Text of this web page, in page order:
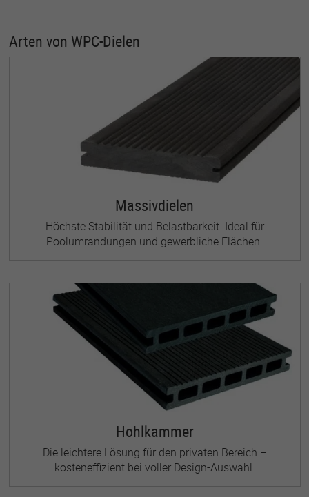
Arten von WPC-Dielen
Massivdielen
Höchste Stabilität und Belastbarkeit. Ideal für
Poolumrandungen und gewerbliche Flächen.
Hohlkammer
Die leichtere Lösung für den privaten Bereich –
kosteneffizient bei voller Design-Auswahl.